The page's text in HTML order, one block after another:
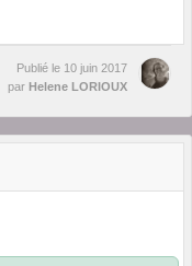
Publié le 10 juin 2017
par Helene LORIOUX